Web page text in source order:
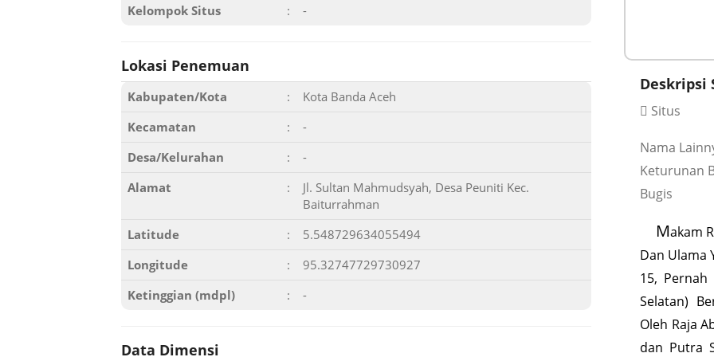
Kelompok Situs : -
Lokasi Penemuan
Kabupaten/Kota :
Kota Banda Aceh
Kecamatan
:
-
Desa/Kelurahan
:
-
Alamat
:
Jl. Sultan Mahmudsyah, Desa Peuniti Kec.
Baiturrahman
Latitude
:
5.548729634055494
Longitude
:
95.32747729730927
Ketinggian (mdpl)
: -
Data Dimensi
Deskripsi
Situs
Nama
Keturunan
Bugis
Makam
Dan Ulama
15, Pernah
Selatan)
Oleh Raja
dan Putra